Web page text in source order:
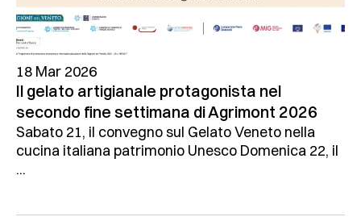
18 Mar 2026
Il gelato artigianale protagonista nel
secondo fine settimana di Agrimont 2026
Sabato 21, il convegno sul Gelato Veneto nella
cucina italiana patrimonio Unesco Domenica 22, il
...